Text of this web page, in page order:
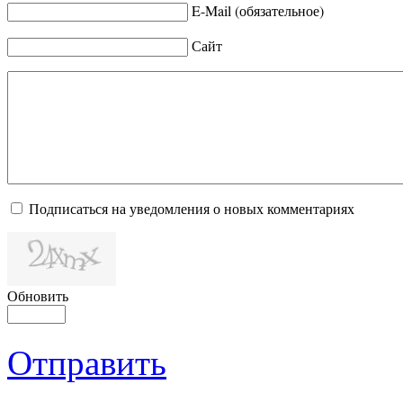
E-Mail (обязательное)
Сайт
Подписаться на уведомления о новых комментариях
Обновить
Отправить